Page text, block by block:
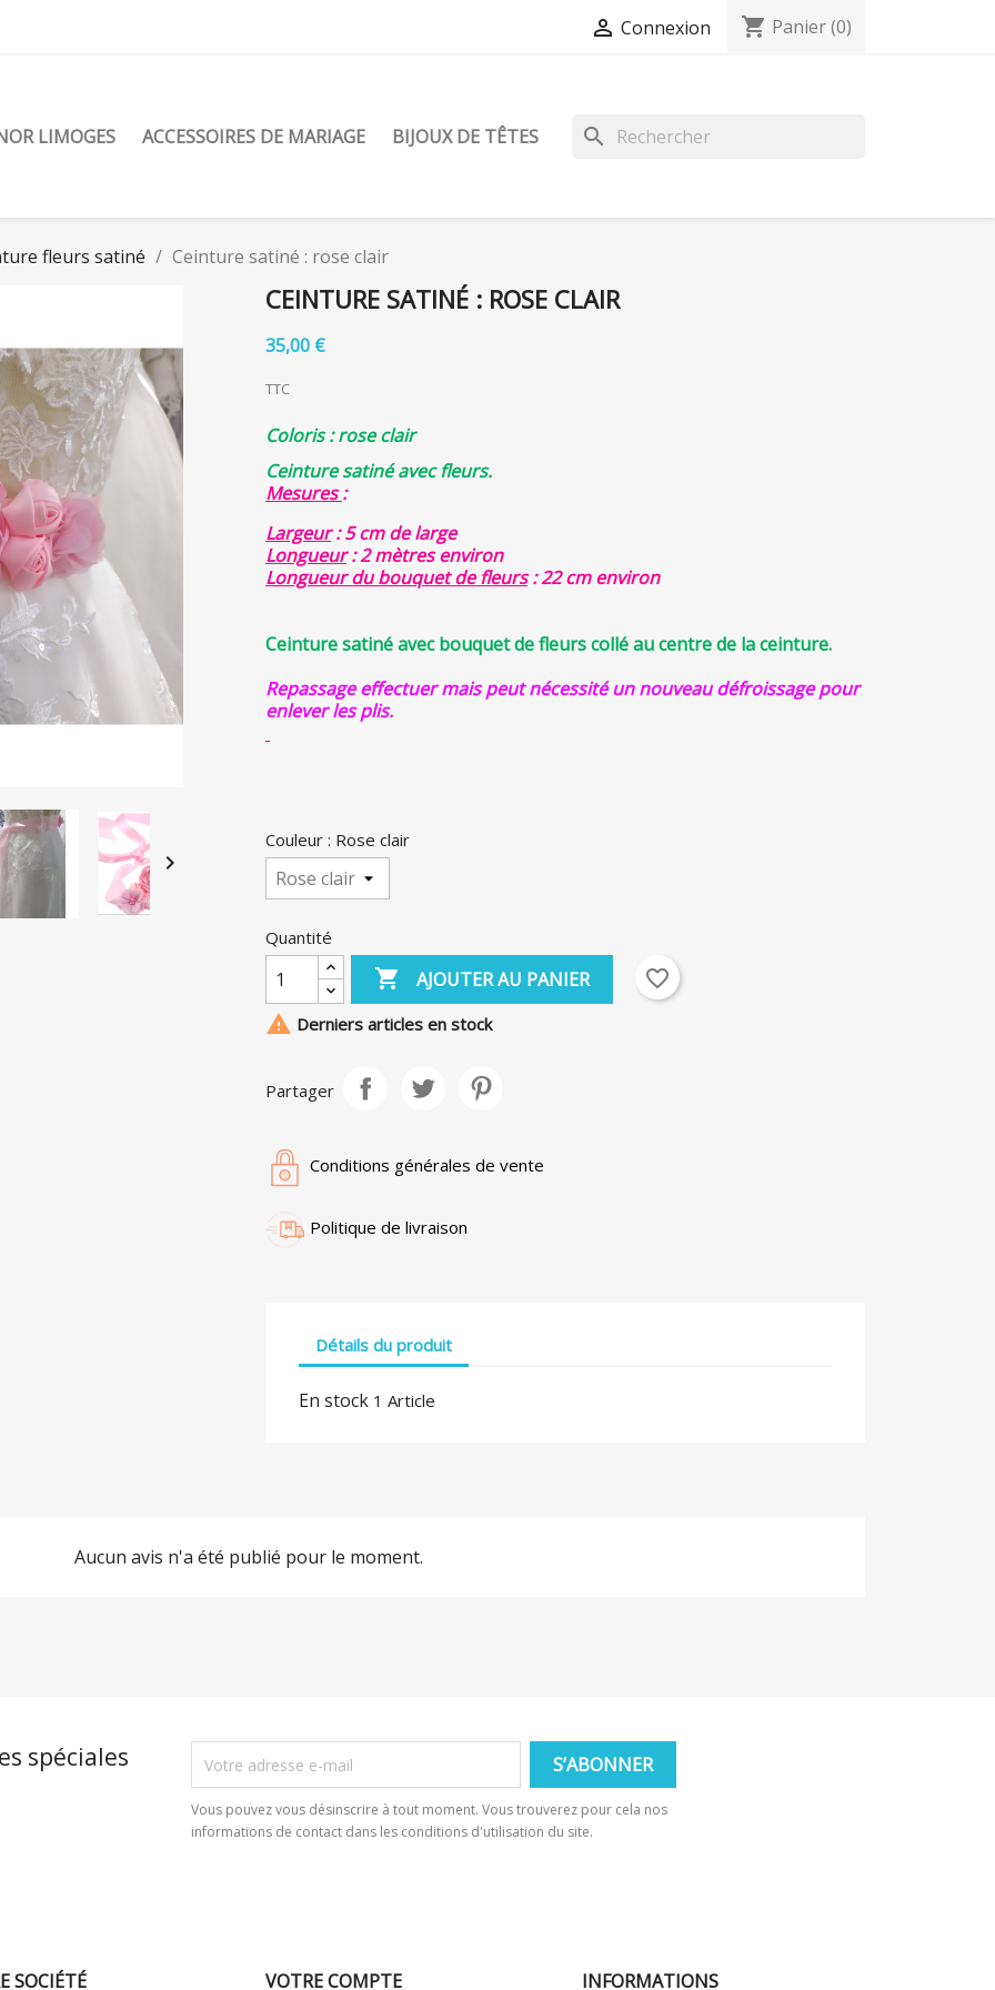
 Connexion shopping_cart Panier(0)
LIMOGES ACCESSOIRES DE MARIAGE BIJOUX DE TÊTES search
fleurs satiné Ceinture satiné : rose clair

CEINTURE SATINÉ : ROSE CLAIR
35,00 €
TTC
Coloris : rose clair
Ceinture satiné avec fleurs.
Mesures:
Largeur: 5 cm de large
Longueur: 2 mètres environ
Longueur du bouquet de fleurs: 22 cm environ
Ceinture satiné avec bouquet de fleurs collé au centre de la ceinture.
Repassage effectuer mais peut nécessité un nouveau défroissage pour
enlever les plis.
Couleur : Rose clair
Quantité
 AJOUTER AU PANIER
favorite_border
 Derniers articles en stock
Partager
Conditions générales de vente
Politique de livraison
Détails du produit
En stock 1 Article
Aucun avis n'a été publié pour le moment.
spéciales
Vous pouvez vous désinscrire à tout moment. Vous trouverez pour cela nos
informations de contact dans les conditions d'utilisation du site.
SOCIÉTÉ VOTRE COMPTE INFORMATIONS